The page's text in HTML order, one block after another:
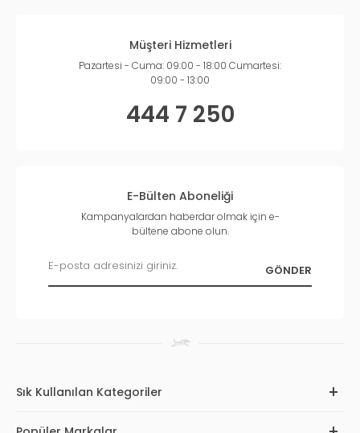
Müşteri Hizmetleri
Pazartesi - Cuma: 09:00 - 18:00 Cumartesi:
09:00 - 13:00
444 7 250
E-Bülten Aboneliği
Kampanyalardan haberdar olmak için e-
bültene abone olun.
Sık Kullanılan Kategoriler